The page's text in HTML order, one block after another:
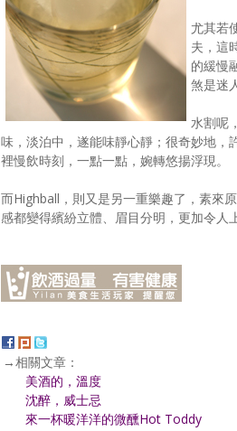
尤其若
夫，這
的緩慢
煞是迷
水割呢
味，淡泊中，遂能味靜心靜；很奇妙地，
裡慢飲時刻，一點一點，婉轉悠揚浮現。
而Highball，則又是另一重樂趣了，素來
感都變得繽紛立體、眉目分明，更加令人
→相關文章：
美酒的，溫度
沈醉，威士忌
來一杯暖洋洋的微醺Hot Toddy